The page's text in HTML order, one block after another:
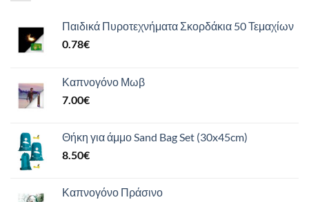
Παιδικά Πυροτεχνήματα Σκορδάκια 50 Τεμαχίων
0.78€
Καπνογόνο Μωβ
7.00€
Θήκη για άμμο Sand Bag Set (30x45cm)
8.50€
Καπνογόνο Πράσινο